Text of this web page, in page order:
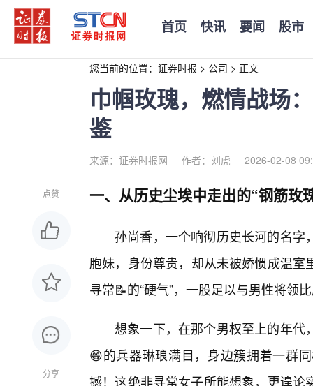
首页 快讯 要闻 股市
您当前的位置： 证券时报 > 公司 > 正文
巾帼玫瑰，燃情战场
鉴
来源：证券时报网 作者：刘虎 2026-02-08
点赞
分享
一、从历史尘埃中走出的“钢筋玫
孙尚香，一个响彻历史长河的名字
胞妹，身份尊贵，却从未被娇惯成温
寻常📝的“硬气”，一股足以与男性将领
想象一下，在那个男权至上的年代
😁的兵器琳琅满目，身边簇拥着一群
撼！这绝非寻常女子所能想象，更遑论